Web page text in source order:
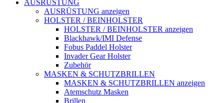
AUSRÜSTUNG
AUSRÜSTUNG anzeigen
HOLSTER / BEINHOLSTER
HOLSTER / BEINHOLSTER anzeigen
Blackhawk/IMI Defense
Fobus Paddel Holster
Invader Gear Holster
Zubehör
MASKEN & SCHUTZBRILLEN
MASKEN & SCHUTZBRILLEN anzeigen
Atemschutz Masken
Brillen